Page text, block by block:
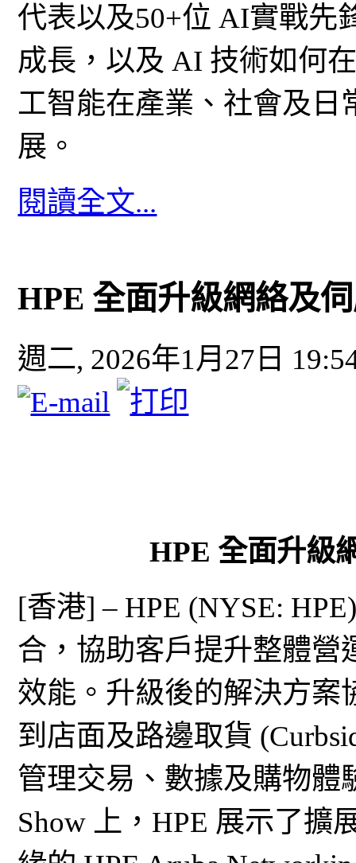
代表以及50+位 AI實戰先
成長，以及 AI 技術如何
工智能在產業、社會及日
展。
閱讀全文...
HPE 全面升級網絡及
週二, 2026年1月27日
HPE 全面升級
[香港] – HPE (NYSE:
合，協助客戶提升整體營
效能。升級後的解決方案
到店面及路邊取貨
管理交易、數據及購物體
Show 上，HPE 展示了擴